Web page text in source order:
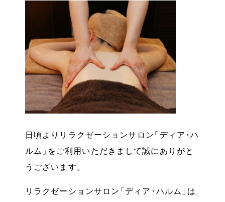
日頃よりリラクゼーションサロン「 ディア・ハ
ルム 」をご利用いただきまして誠にありがと
うございます 。
リラクゼーションサロン「 ディア・ハルム 」は